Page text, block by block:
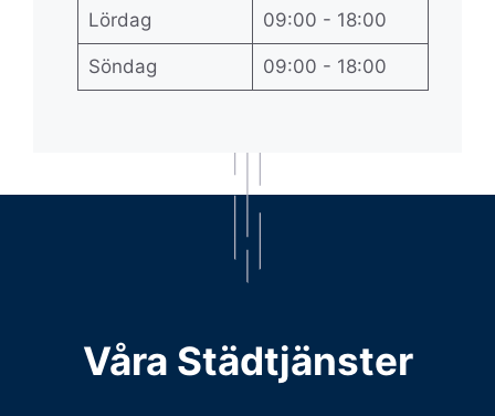
Lördag 09:00 - 18:00
Söndag 09:00 - 18:00
Våra Städtjänster